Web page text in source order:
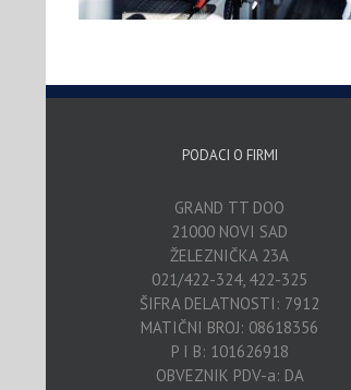
PODACI O FIRMI
GRAND TT DOO
21000 NOVI SAD
ŽELEZNIČKA 23A
021/422-324, 422-325
ŠIFRA DELATNOSTI: 7912
MATIČNI BROJ: 08618356
P I B: 101626918
OBVEZNIK PDV-a: DA